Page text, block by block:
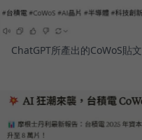
ChatGPT所產出的CoWoS貼文